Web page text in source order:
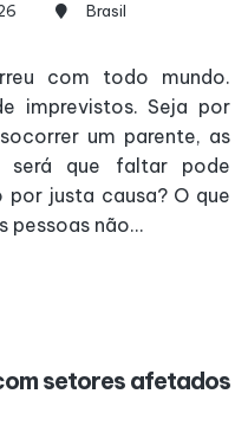
Brasil
com todo mundo.
imprevistos. Seja por
um parente, as
será que faltar pode
justa causa? O que
pessoas não...
setores afetados